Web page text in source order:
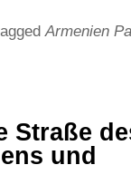
Armenien
Straße
und